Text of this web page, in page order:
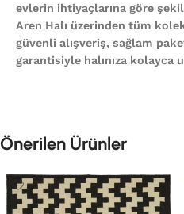
evlerin ihtiyaçlarına göre
Aren Halı üzerinden tüm
güvenli alışveriş, sağlam
garantisiyle halınıza kolayca
Önerilen Ürünler